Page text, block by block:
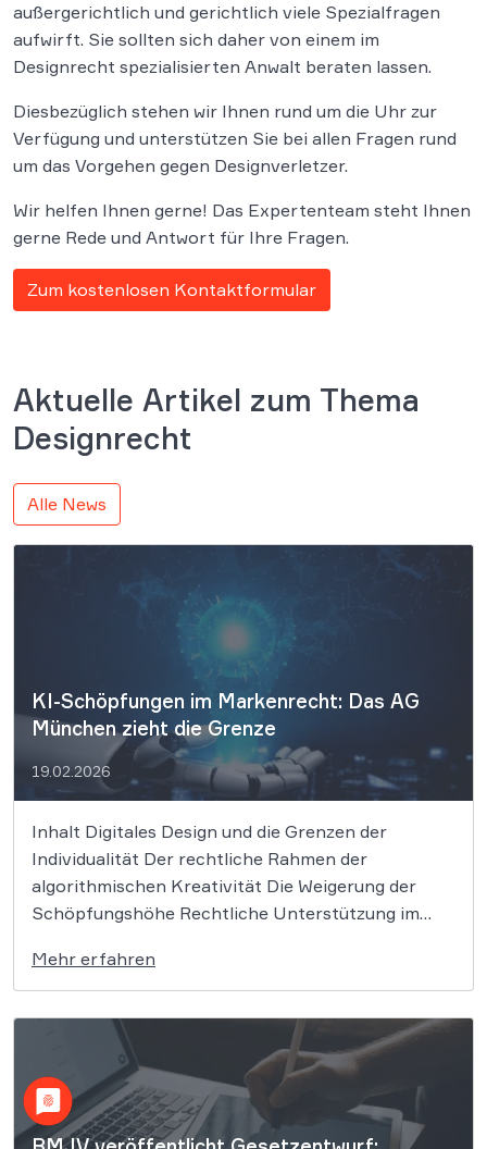
außergerichtlich und gerichtlich viele Spezialfragen
aufwirft. Sie sollten sich daher von einem im
Designrecht spezialisierten Anwalt beraten lassen.
Diesbezüglich stehen wir Ihnen rund um die Uhr zur
Verfügung und unterstützen Sie bei allen Fragen rund
um das Vorgehen gegen Designverletzer.
Wir helfen Ihnen gerne! Das Expertenteam steht Ihnen
gerne Rede und Antwort für Ihre Fragen.
Zum kostenlosen Kontaktformular
Aktuelle Artikel zum Thema
Designrecht
Alle News
KI-Schöpfungen im Markenrecht: Das AG
München zieht die Grenze
19.02.2026
Inhalt Digitales Design und die Grenzen der
Individualität Der rechtliche Rahmen der
algorithmischen Kreativität Die Weigerung der
Schöpfungshöhe Rechtliche Unterstützung im
mittels Künstlicher Intelligenz verspricht Effizienz,
birgt jedoch erhebliche urheberrechtliche Risiken.
Das AG München musste nun klären, ob KI-
generierte Grafiken den notwendigen
Schöpfungsgrad […]
Mehr erfahren